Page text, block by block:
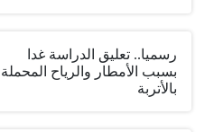
رسميا.. تعليق الدراسة غدا
بسبب الأمطار والرياح المحملة
بالأتربة